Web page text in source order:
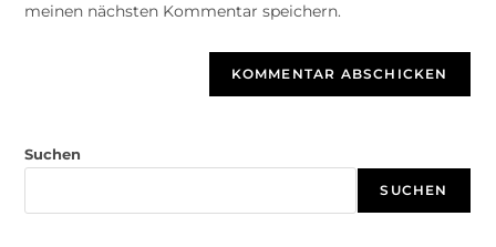
meinen nächsten Kommentar speichern.
Suchen
SUCHEN